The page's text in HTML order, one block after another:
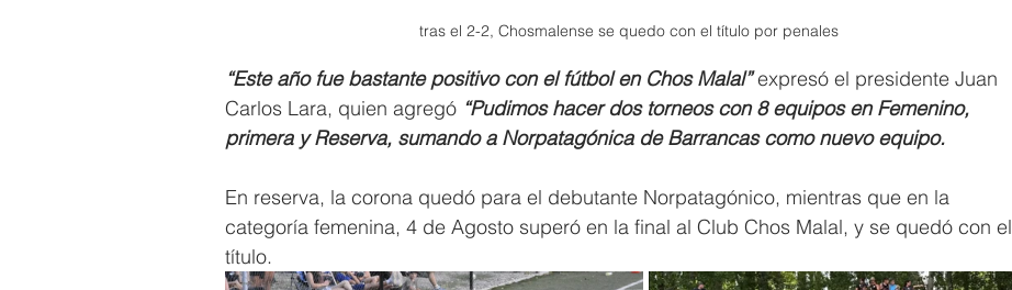
tras el 2-2, Chosmalense se quedo con el título por penales
“Este año fue bastante positivo con el fútbol en Chos Malal” expresó el presidente Juan
Carlos Lara, quien agregó “Pudimos hacer dos torneos con 8 equipos en Femenino,
primera y Reserva, sumando a Norpatagónica de Barrancas como nuevo equipo.
En reserva, la corona quedó para el debutante Norpatagónico, mientras que en la
categoría femenina, 4 de Agosto superó en la final al Club Chos Malal, y se quedó con el
título.